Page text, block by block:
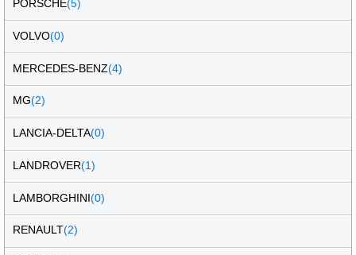
PORSCHE(5)
VOLVO(0)
MERCEDES-BENZ(4)
MG(2)
LANCIA-DELTA(0)
LANDROVER(1)
LAMBORGHINI(0)
RENAULT(2)